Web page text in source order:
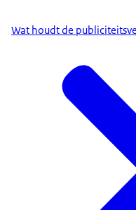
Wat houdt de